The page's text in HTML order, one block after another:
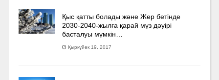
Қыс қатты болады және Жер бетінде
2030-2040­-жылға қарай мұз дәуірі
басталуы мүмкін…
Қыркүйек 19, 2017